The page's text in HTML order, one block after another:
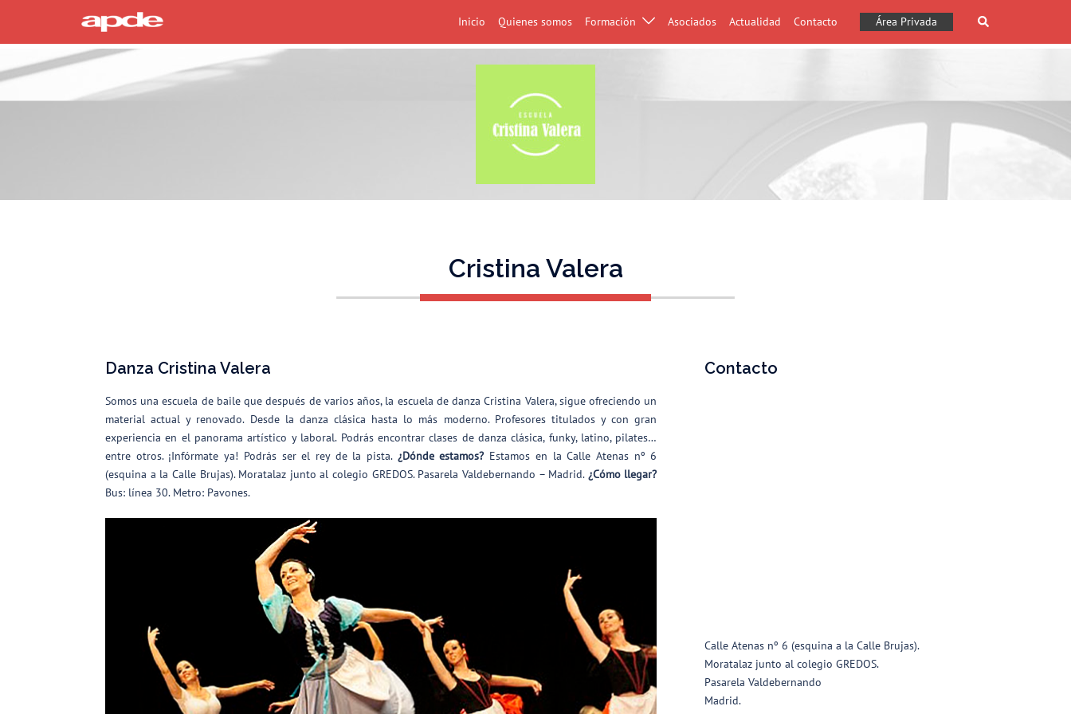
Inicio Quienes somos Formación Asociados Actualidad Contacto Área Privada
Cristina Valera
Danza Cristina Valera
Somos una escuela de baile que después de varios años, la escuela de danza Cristina Valera, sigue ofreciendo un
material actual y renovado. Desde la danza clásica hasta lo más moderno. Profesores titulados y con gran
experiencia en el panorama artístico y laboral. Podrás encontrar clases de danza clásica, funky, latino, pilates…
entre otros. ¡Infórmate ya! Podrás ser el rey de la pista. ¿Dónde estamos? Estamos en la Calle Atenas nº 6
(esquina a la Calle Brujas). Moratalaz junto al colegio GREDOS. Pasarela Valdebernando – Madrid. ¿Cómo llegar?
Bus: línea 30. Metro: Pavones.
Contacto
Calle Atenas nº 6 (esquina a la Calle Brujas).
Moratalaz junto al colegio GREDOS.
Pasarela Valdebernando
Madrid.